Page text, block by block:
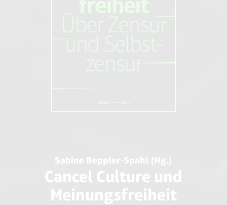
Sabine Beppler-Spahl (Hg.)
Cancel Culture und
Meinungsfreiheit